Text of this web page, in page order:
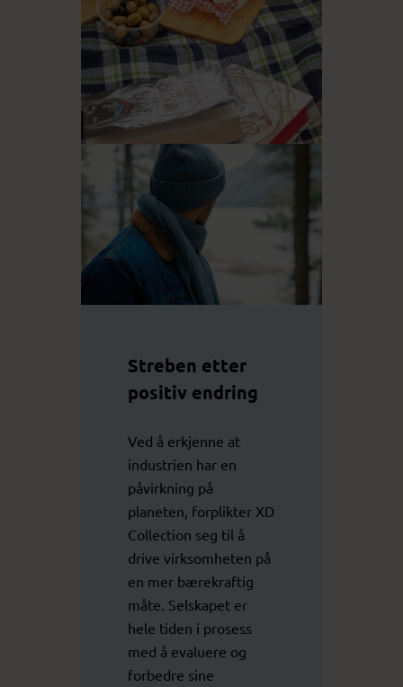
Streben etter
positiv endring
Ved å erkjenne at
industrien har en
påvirkning på
planeten, forplikter XD
Collection seg til å
drive virksomheten på
en mer bærekraftig
måte. Selskapet er
hele tiden i prosess
med å evaluere og
forbedre sine